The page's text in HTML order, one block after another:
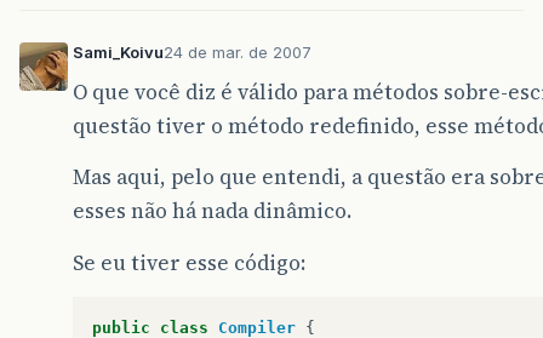
Sami_Koivu24 de mar. de 2007
O que você diz é válido para métodos sobre-
questão tiver o método redefinido, esse
Mas aqui, pelo que entendi, a questão era
esses não há nada dinâmico.
Se eu tiver esse código:
public class Compiler {